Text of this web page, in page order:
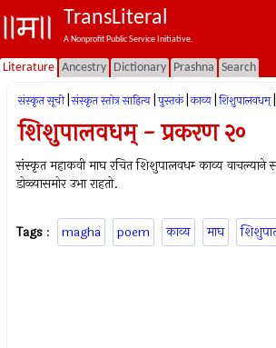
TransLiteral
A Nonprofit Public Service Initiative.
Literature Ancestry Dictionary Prashna Search
संस्कृत सूची संस्कृत स्तोत्र साहित्य पुस्तकं काव्य शिशुपालवधम्‌
शिशुपालवधम्‌ - प्रकरण २०
संस्कृत महाकवी माघ रचित शिशुपालवधम्‍ काव्य वाचल्याने
डोळ्यासमोर उभा राहतो.
Tags : magha poem काव्य माघ